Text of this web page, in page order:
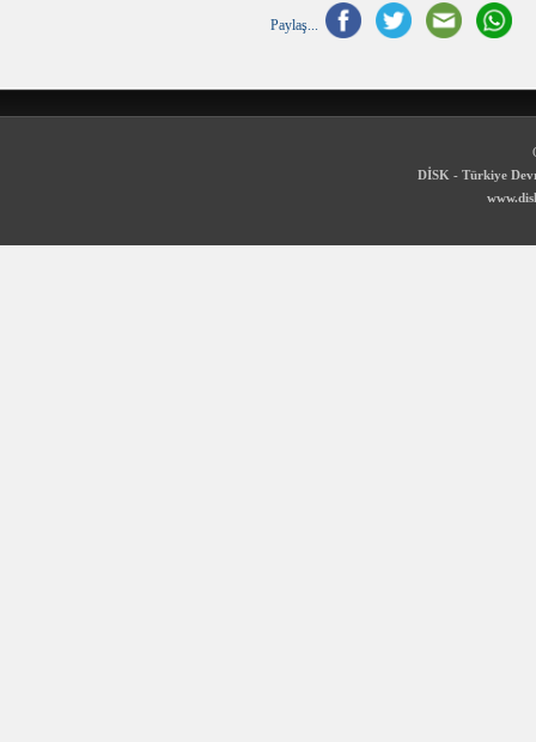
Paylaş...
DİSK - Türkiye